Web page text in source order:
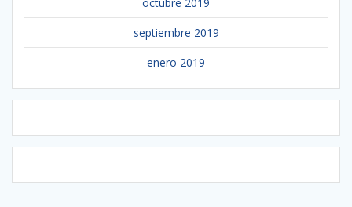
septiembre 2019
enero 2019